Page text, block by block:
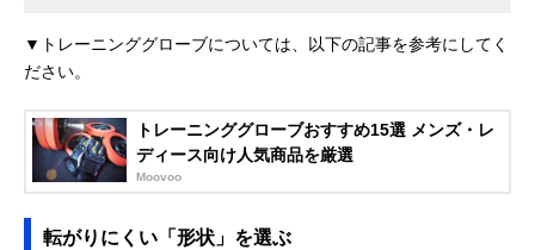
▼トレーニンググローブについては、以下の記事を参考にしてく
ださい。
トレーニンググローブおすすめ15選 メンズ・レ
ディース向け人気商品を厳選
Moovoo
転がりにくい「形状」を選ぶ